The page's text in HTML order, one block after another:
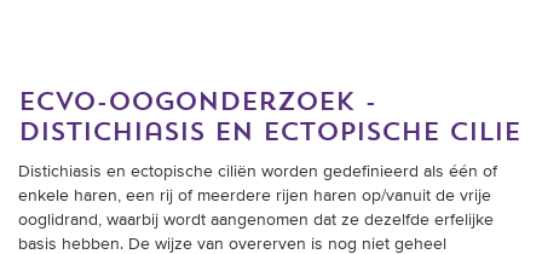
ecvo-oogonderzoek -
distichiasis en ectopische cilie
Distichiasis en ectopische ciliën worden gedefinieerd als één of
enkele haren, een rij of meerdere rijen haren op/vanuit de vrije
ooglidrand, waarbij wordt aangenomen dat ze dezelfde erfelijke
basis hebben. De wijze van overerven is nog niet geheel